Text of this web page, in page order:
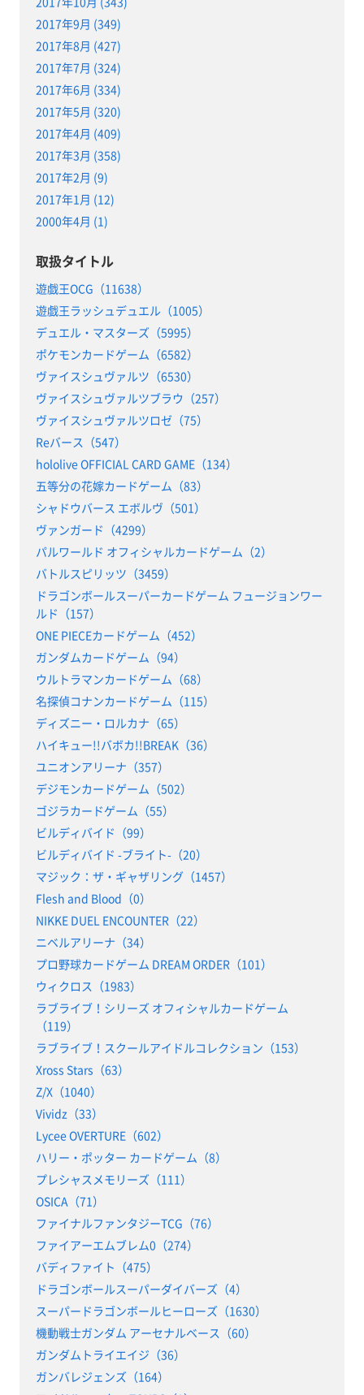
2017年9月 (349)
2017年8月 (427)
2017年7月 (324)
2017年6月 (334)
2017年5月 (320)
2017年4月 (409)
2017年3月 (358)
2017年2月 (9)
2017年1月 (12)
2000年4月 (1)
取扱タイトル
遊戯王OCG（11638）
遊戯王ラッシュデュエル（1005）
デュエル・マスターズ（5995）
ポケモンカードゲーム（6582）
ヴァイスシュヴァルツ（6530）
ヴァイスシュヴァルツブラウ（257）
ヴァイスシュヴァルツロゼ（75）
Reバース（547）
hololive OFFICIAL CARD GAME（134）
五等分の花嫁カードゲーム（83）
シャドウバース エボルヴ（501）
ヴァンガード（4299）
パルワールド オフィシャルカードゲーム（2）
バトルスピリッツ（3459）
ドラゴンボールスーパーカードゲーム フュージョンワー
ルド（157）
ONE PIECEカードゲーム（452）
ガンダムカードゲーム（94）
ウルトラマンカードゲーム（68）
名探偵コナンカードゲーム（115）
ディズニー・ロルカナ（65）
ハイキュー!!バボカ!!BREAK（36）
ユニオンアリーナ（357）
デジモンカードゲーム（502）
ゴジラカードゲーム（55）
ビルディバイド（99）
ビルディバイド -ブライト-（20）
マジック：ザ・ギャザリング（1457）
Flesh and Blood（0）
NIKKE DUEL ENCOUNTER（22）
ニベルアリーナ（34）
プロ野球カードゲーム DREAM ORDER（101）
ウィクロス（1983）
ラブライブ！シリーズ オフィシャルカードゲーム
（119）
ラブライブ！スクールアイドルコレクション（153）
Xross Stars（63）
Z/X（1040）
Vividz（33）
Lycee OVERTURE（602）
ハリー・ポッター カードゲーム（8）
プレシャスメモリーズ（111）
OSICA（71）
ファイナルファンタジーTCG（76）
ファイアーエムブレム0（274）
バディファイト（475）
ドラゴンボールスーパーダイバーズ（4）
スーパードラゴンボールヒーローズ（1630）
機動戦士ガンダム アーセナルベース（60）
ガンダムトライエイジ（36）
ガンバレジェンズ（164）